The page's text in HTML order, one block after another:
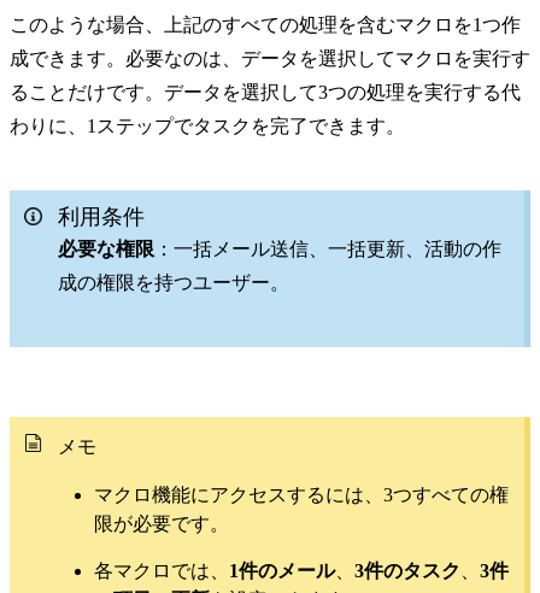
このような場合、上記のすべての処理を含むマクロを1つ作
成できます。必要なのは、データを選択してマクロを実行す
ることだけです。データを選択して3つの処理を実行する代
わりに、1ステップでタスクを完了できます。
利用条件
必要な権限 ：一括メール送信、一括更新、活動の作
成の権限を持つユーザー。
メモ
マクロ機能にアクセスするには、3つすべての権
限が必要です。
各マクロでは、 1件のメール、 3件のタスク
3件